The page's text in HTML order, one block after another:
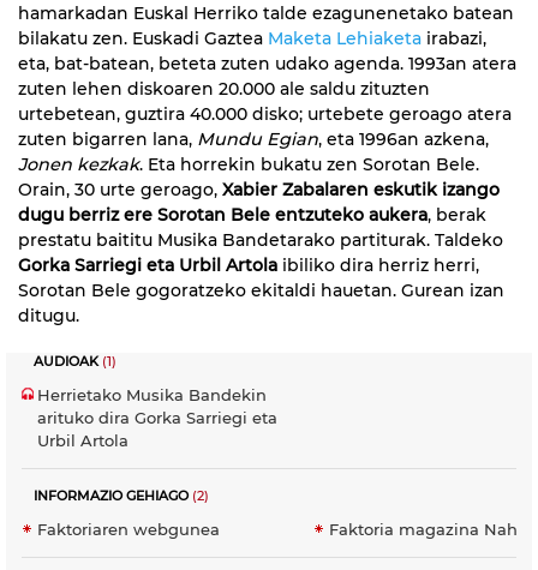
hamarkadan Euskal Herriko talde ezagunenetako batean
bilakatu zen. Euskadi Gaztea Maketa Lehiaketa irabazi,
eta, bat-batean, beteta zuten udako agenda. 1993an atera
zuten lehen diskoaren 20.000 ale saldu zituzten
urtebetean, guztira 40.000 disko; urtebete geroago atera
zuten bigarren lana, Mundu Egian, eta 1996an azkena,
Jonen kezkak. Eta horrekin bukatu zen Sorotan Bele.
Orain, 30 urte geroago, Xabier Zabalaren eskutik izango
dugu berriz ere Sorotan Bele entzuteko aukera, berak
prestatu baititu Musika Bandetarako partiturak. Taldeko
Gorka Sarriegi eta Urbil Artola ibiliko dira herriz herri,
Sorotan Bele gogoratzeko ekitaldi hauetan. Gurean izan
ditugu.
AUDIOAK (1)
Herrietako Musika Bandekin
arituko dira Gorka Sarriegi eta
Urbil Artola
INFORMAZIO GEHIAGO(2)
Faktoriaren webgunea Faktoria magazina